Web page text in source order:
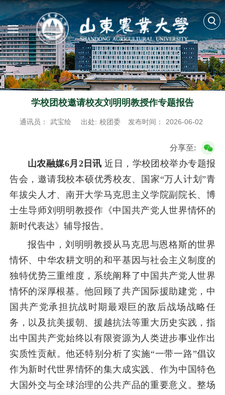
学校团校邀请校友刘明明教授作专题报告
通讯员： 武宝绘 出处: 校团委 发布时间： 2026-06-02
分享至:
山农融媒6月2日讯 近日，学校团校举办专题报
告会，邀请我校本硕优秀校友、国家“万人计划”青
年拔尖人才、南开大学马克思主义学院副院长、博
士生导师刘明明教授作《中国共产党人世界情怀的
新时代表达》辅导报告。
报告中，刘明明教授从马克思与恩格斯的世界
情怀、中华农耕文明的和平基因与社会主义制度的
独特优势三重维度，系统阐释了中国共产党人世界
情怀的深厚根基。他回顾了共产国际援助建党，中
国共产党承担 抗战时期 最艰巨的敌后战场战略任
务，以及抗美援朝、援越抗法等重大历史实践，指
出中国共产党始终以有限资源为人类进步事业作出
实质性贡献。他还特别分析了实施“一带一路”倡议
作为新时代世界情怀的集大成实践、作为中国特色
大国外交与全球治理的公共产品的重要意义。整场